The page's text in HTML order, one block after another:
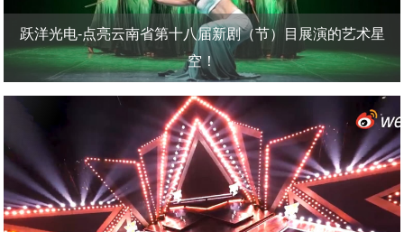
跃洋光电-点亮云南省第十八届新剧（节）目展演的艺术星
空！